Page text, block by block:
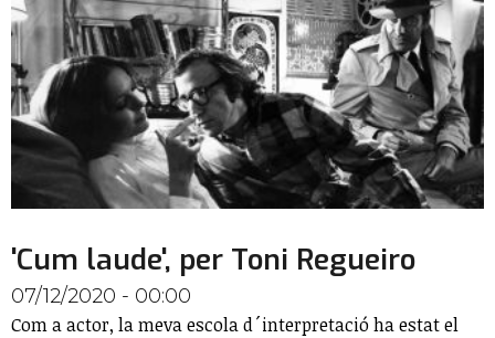
'Cum laude', per Toni Regueiro
07/12/2020 - 00:00
Com a actor, la meva escola d´interpretació ha estat el